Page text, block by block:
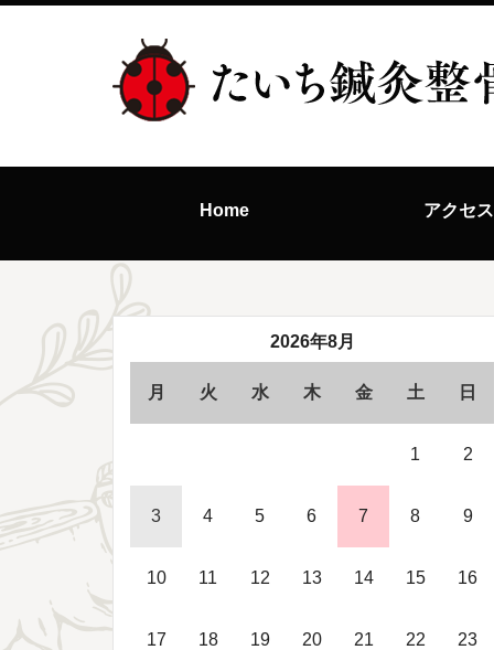
Home アクセス
2026年8月
月 火 水 木 金 土 日
1 2
3 4 5 6 7 8 9
10 11 12 13 14 15 16
17 18 19 20 21 22 23